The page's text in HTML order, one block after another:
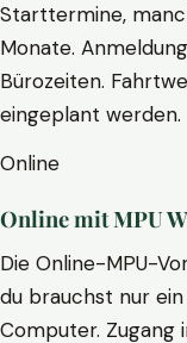
Starttermine,
Monate.
Bürozeiten.
eingeplant werden.
Online
Online mit MPU
Die Online-MPU-
du brauchst nur
Computer. Zugang